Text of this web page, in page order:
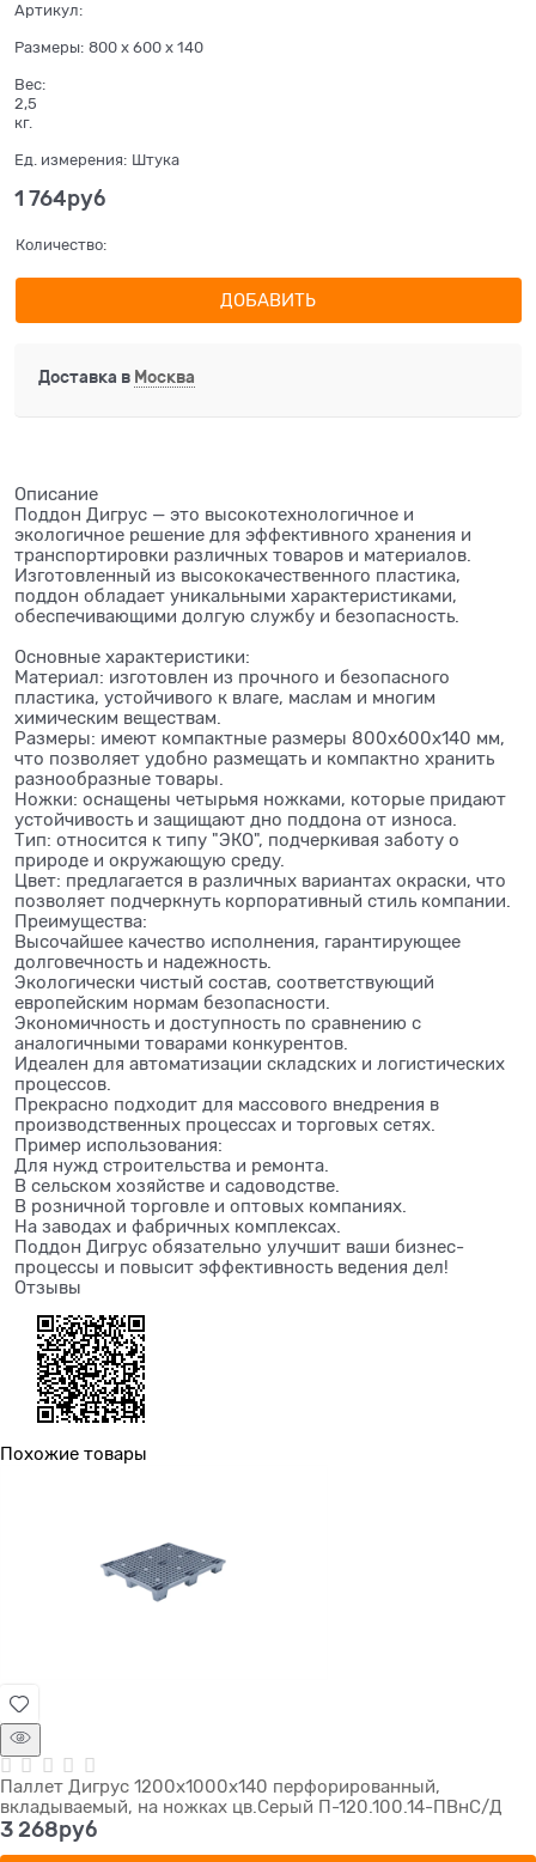
Артикул:
Размеры: 800 x 600 x 140
Вес:
2,5
кг.
Ед. измерения: Штука
1 764руб
Количество:
ДОБАВИТЬ
Доставка в Москва
Описание
Поддон Дигрус — это высокотехнологичное и
экологичное решение для эффективного хранения и
транспортировки различных товаров и материалов.
Изготовленный из высококачественного пластика,
поддон обладает уникальными характеристиками,
обеспечивающими долгую службу и безопасность.
Основные характеристики:
Материал: изготовлен из прочного и безопасного
пластика, устойчивого к влаге, маслам и многим
химическим веществам.
Размеры: имеют компактные размеры 800х600х140 мм,
что позволяет удобно размещать и компактно хранить
разнообразные товары.
Ножки: оснащены четырьмя ножками, которые придают
устойчивость и защищают дно поддона от износа.
Тип: относится к типу "ЭКО", подчеркивая заботу о
природе и окружающую среду.
Цвет: предлагается в различных вариантах окраски, что
позволяет подчеркнуть корпоративный стиль компании.
Преимущества:
Высочайшее качество исполнения, гарантирующее
долговечность и надежность.
Экологически чистый состав, соответствующий
европейским нормам безопасности.
Экономичность и доступность по сравнению с
аналогичными товарами конкурентов.
Идеален для автоматизации складских и логистических
процессов.
Прекрасно подходит для массового внедрения в
производственных процессах и торговых сетях.
Пример использования:
Для нужд строительства и ремонта.
В сельском хозяйстве и садоводстве.
В розничной торговле и оптовых компаниях.
На заводах и фабричных комплексах.
Поддон Дигрус обязательно улучшит ваши бизнес-
процессы и повысит эффективность ведения дел!
Отзывы
Похожие товары
Паллет Дигрус 1200х1000х140 перфорированный,
вкладываемый, на ножках цв.Серый П-120.100.14-ПВнС/Д
3 268руб